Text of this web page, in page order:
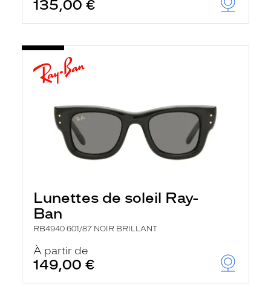
135,00 €
Lunettes de soleil Ray-
Ban
RB4940 601/87 NOIR BRILLANT
À partir de
149,00 €